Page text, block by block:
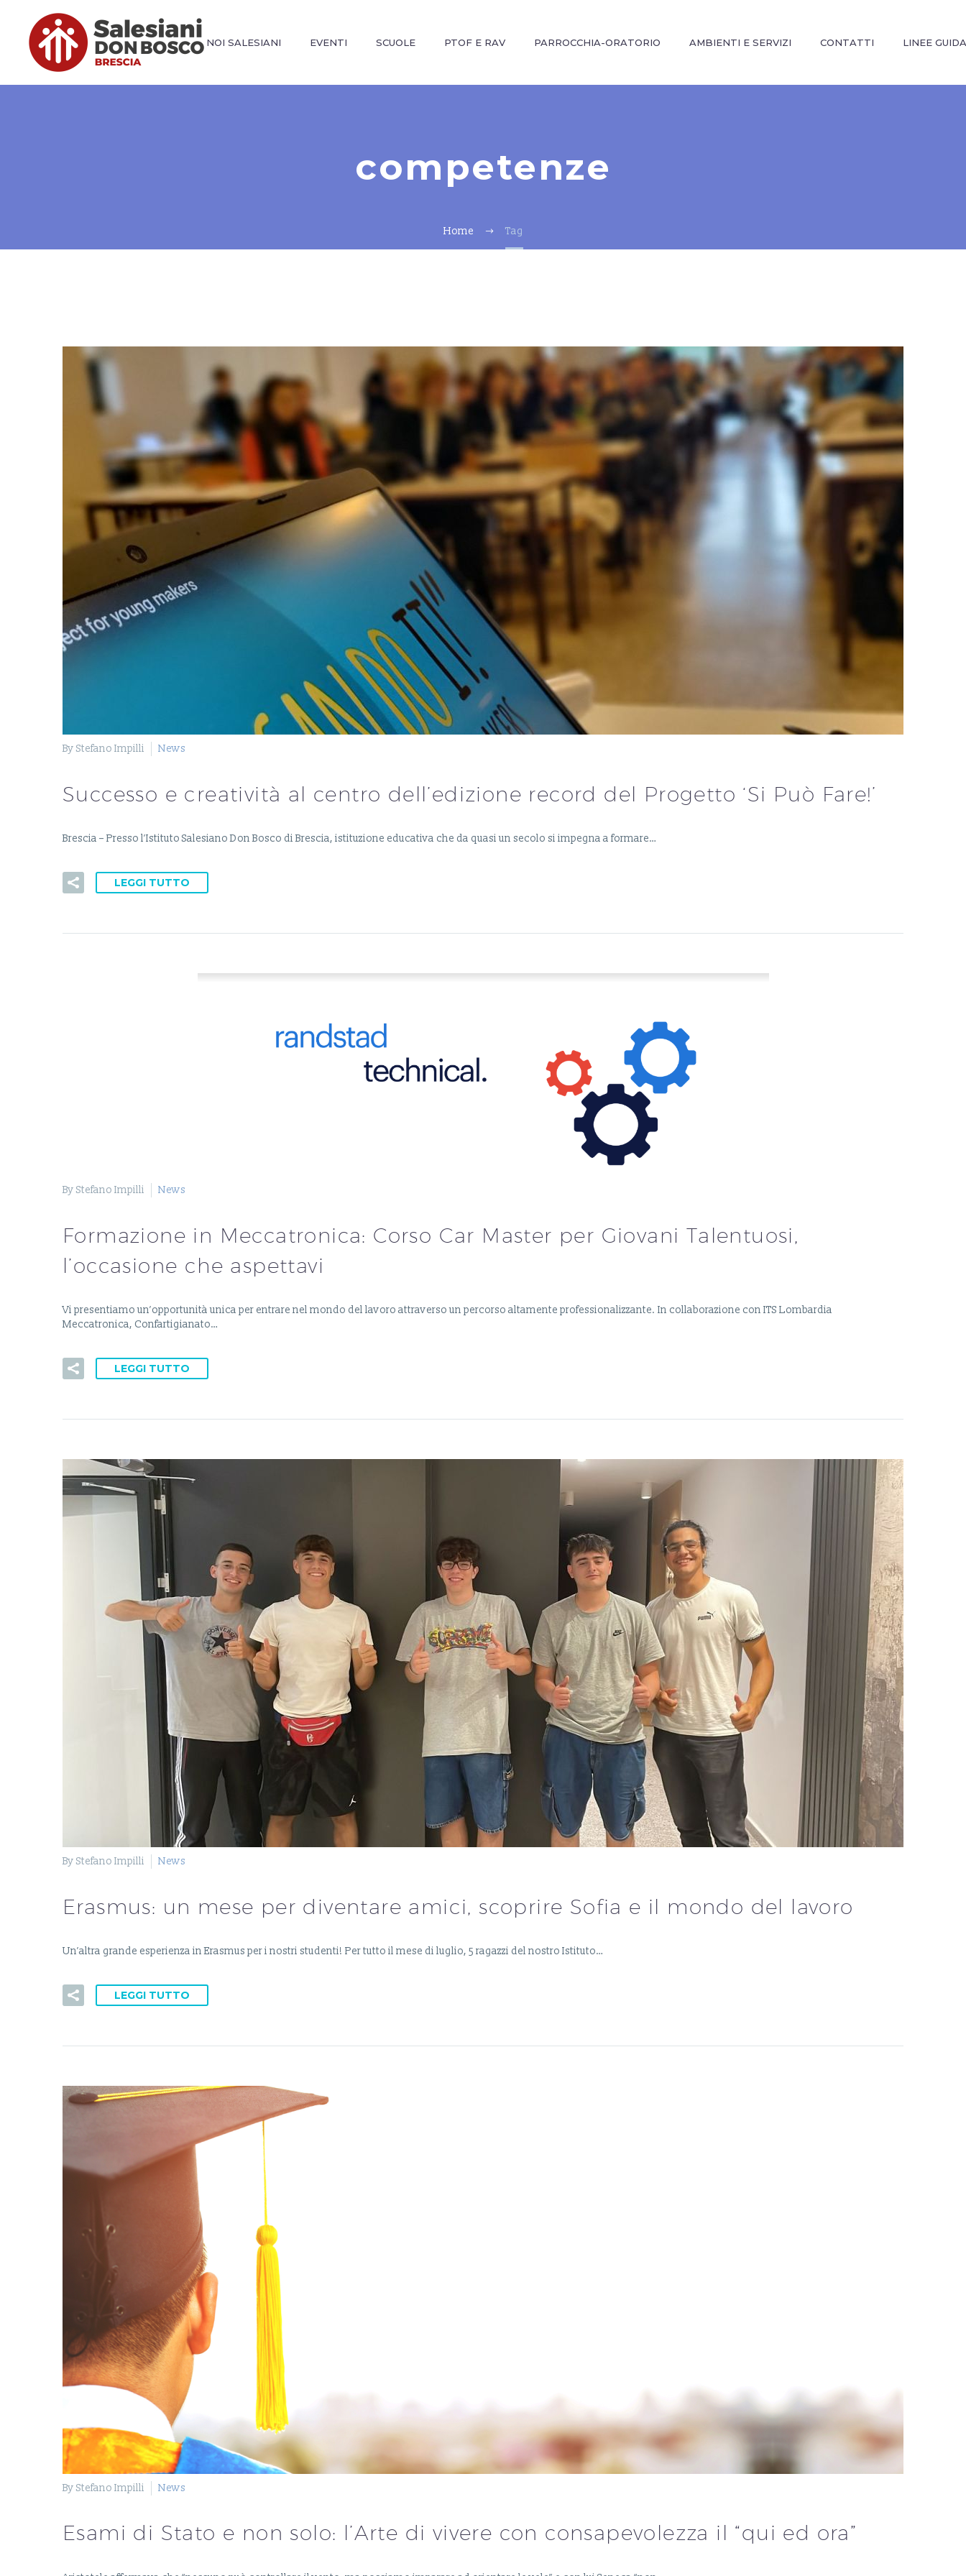
NOI SALESIANI EVENTI SCUOLE PTOF E RAV PARROCCHIA-ORATORIO AMBIENTI E SERVIZI CONTATTI LINEE GUIDA
competenze
Home Tag
By Stefano Impilli News
Successo e creatività al centro dell’edizione record del Progetto ‘Si Può Fare!’
Brescia – Presso l’Istituto Salesiano Don Bosco di Brescia, istituzione educativa che da quasi un secolo si impegna a formare…
LEGGI TUTTO
By Stefano Impilli News
Formazione in Meccatronica: Corso Car Master per Giovani Talentuosi,
l’occasione che aspettavi
Vi presentiamo un’opportunità unica per entrare nel mondo del lavoro attraverso un percorso altamente professionalizzante. In collaborazione con ITS Lombardia
Meccatronica, Confartigianato…
LEGGI TUTTO
By Stefano Impilli News
Erasmus: un mese per diventare amici, scoprire Sofia e il mondo del lavoro
Un’altra grande esperienza in Erasmus per i nostri studenti! Per tutto il mese di luglio, 5 ragazzi del nostro Istituto…
LEGGI TUTTO
By Stefano Impilli News
Esami di Stato e non solo: l’Arte di vivere con consapevolezza il “qui ed ora”